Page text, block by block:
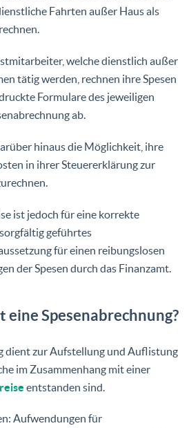
Fahrten außer Haus als
welche dienstlich außer
tätig werden, rechnen ihre Spesen
Formulare des jeweiligen
ab.
hinaus die Möglichkeit, ihre
in ihrer Steuererklärung zur
ist jedoch für eine korrekte
geführtes
für einen reibungslosen
der Spesen durch das Finanzamt.
Spesenabrechnung?
dient zur Aufstellung und Auflistung
im Zusammenhang mit einer
entstanden sind.
Aufwendungen für